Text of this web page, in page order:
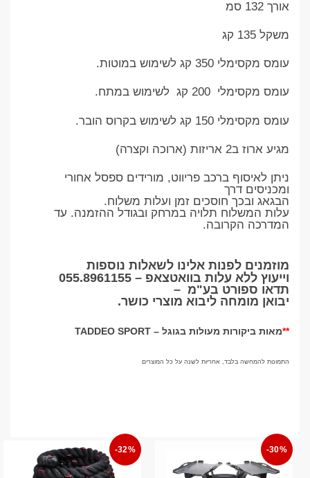
אורך 132 סמ
משקל 135 קג
עומס מקסימלי 350 קג לשימוש במוטות.
עומס מקסימלי 200 קג לשימוש במתח.
עומס מקסימלי 150 קג לשימוש בקרוס הובר.
מגיע ארוז ב2 אריזות (ארוכה וקצרה)
ניתן לאיסוף ברכב פריווט, מורידים ספסל אחורי
ומכניסים דרך
הבגאג ובכך חוסכים זמן ועלות משלוח.
עלות המשלוח תלויה במרחק ובגודל ההזמנה. עד
המדרכה הקרובה.
מוזמנים לפנות אלינו לשאלות נוספות
וייעוץ ללא עלות בוואטצאפ –055.8961155
תדאו ספורט בע"מ –
יבואן מומחה ליבוא מוצרי כושר.
**מאות ביקורות מעולות בגוגל –TADDEO SPORT
התמונות להמחשה בלבד, אחריות לשנה על כל המוצרים
-30%
-32%